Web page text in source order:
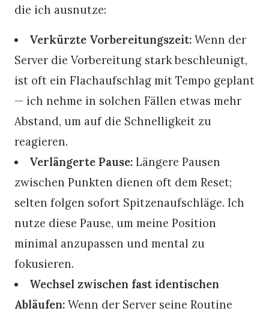
die ich ausnutze:
Verkürzte Vorbereitungszeit: Wenn der
Server die Vorbereitung stark beschleunigt,
ist oft ein Flachaufschlag mit Tempo geplant
— ich nehme in solchen Fällen etwas mehr
Abstand, um auf die Schnelligkeit zu
reagieren.
Verlängerte Pause: Längere Pausen
zwischen Punkten dienen oft dem Reset;
selten folgen sofort Spitzenaufschläge. Ich
nutze diese Pause, um meine Position
minimal anzupassen und mental zu
fokusieren.
Wechsel zwischen fast identischen
Abläufen: Wenn der Server seine Routine